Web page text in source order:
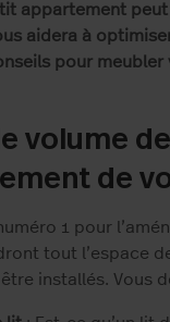
appartement
aidera à
pour
volume
de
1 pour
tout l’espace
installés. Vous